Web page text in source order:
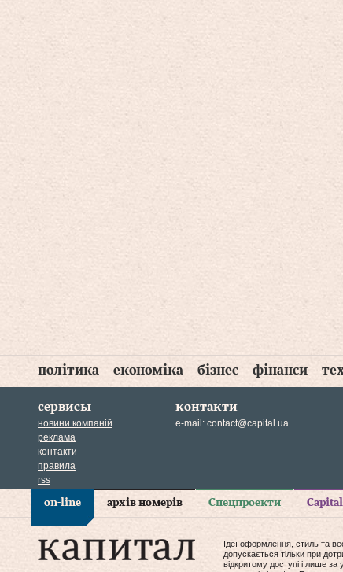
політика економіка бізнес фінанси
сервисы
новини компаній
реклама
контакти
правила
rss
контакти
e-mail: contact@capital.ua
on-line архів номерів Спецпроекти
Ідеї оформлення, стиль та
допускається тільки при
відкритому доступі і лише